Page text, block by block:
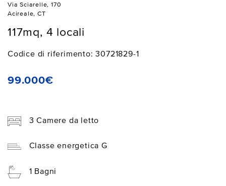
Via Sciarelle, 170
Acireale, CT
117mq, 4 locali
Codice di riferimento: 30721829-1
99.000€
3 Camere da letto
Classe energetica G
1 Bagni